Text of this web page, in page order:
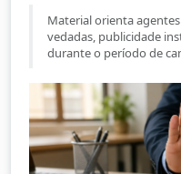
Material orienta
vedadas, publicidade
durante o período de